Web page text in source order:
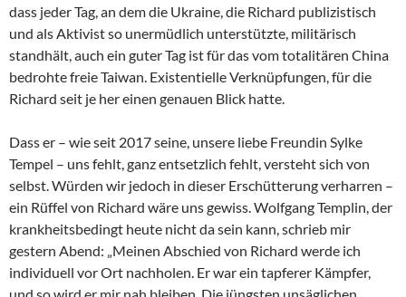
dass jeder Tag, an dem die Ukraine, die Richard publizistisch
und als Aktivist so unermüdlich unterstützte, militärisch
standhält, auch ein guter Tag ist für das vom totalitären China
bedrohte freie Taiwan. Existentielle Verknüpfungen, für die
Richard seit je her einen genauen Blick hatte.
Dass er – wie seit 2017 seine, unsere liebe Freundin Sylke
Tempel – uns fehlt, ganz entsetzlich fehlt, versteht sich von
selbst. Würden wir jedoch in dieser Erschütterung verharren –
ein Rüffel von Richard wäre uns gewiss. Wolfgang Templin, der
krankheitsbedingt heute nicht da sein kann, schrieb mir
gestern Abend: „Meinen Abschied von Richard werde ich
individuell vor Ort nachholen. Er war ein tapferer Kämpfer,